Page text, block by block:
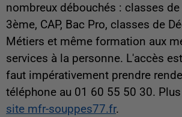
nombreux débouchés : classes
3ème, CAP, Bac Pro, classes de
Métiers et même formation aux
services à la personne. L'accès
faut impérativement prendre
téléphone au 01 60 55 50 30.
site mfr-souppes77.fr.